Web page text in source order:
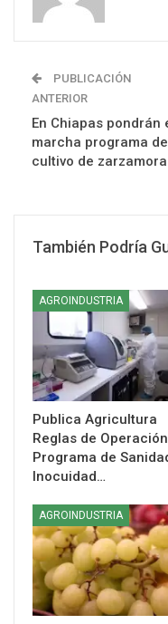
PUBLICACIÓN
ANTERIOR
En Chiapas pondrán
marcha programa de
cultivo de zarzamora
También Podría
AGROINDUSTRIA
Publica Agricultura
Reglas de
Programa de
Inocuidad…
AGROINDUSTRIA